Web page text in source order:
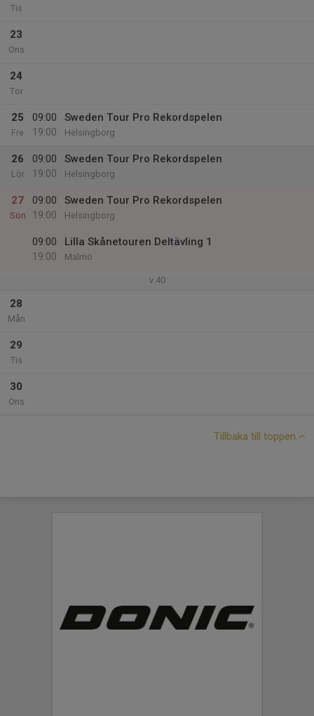
Tis
23
Ons
24
Tor
25
Fre
09:00
19:00
Sweden Tour Pro Rekordspelen
Helsingborg
26
Lör
09:00
19:00
Sweden Tour Pro Rekordspelen
Helsingborg
27
Sön
09:00
19:00
Sweden Tour Pro Rekordspelen
Helsingborg
09:00
19:00
Lilla Skånetouren Deltävling 1
Malmö
v.40
28
Mån
29
Tis
30
Ons
Tillbaka till toppen